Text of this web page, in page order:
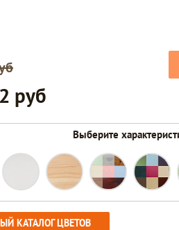
руб
Выберите
КАТАЛОГ ЦВЕТОВ